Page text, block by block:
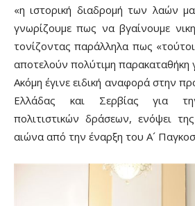
«η ιστορική διαδρομή των λαών
γνωρίζουμε πως να βγαίνουμε
τονίζοντας παράλληλα πως «τούτοι
αποτελούν πολύτιμη παρακαταθήκη
Ακόμη έγινε ειδική αναφορά στην
Ελλάδας και Σερβίας για
πολιτιστικών δράσεων, ενόψει
αιώνα από την έναρξη του Α´